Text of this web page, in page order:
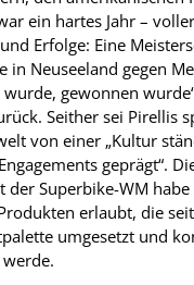
ein hartes Jahr –
Erfolge: Eine
in Neuseeland gegen
gewonnen
Seither sei Pirellis
von einer „Kultur
geprägt“.
der Superbike-WM
erlaubt, die
umgesetzt und